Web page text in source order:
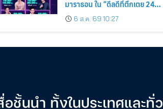
มาราธอน ใน “ดีลดีที่ตึกเตย 24
ชั่วโมง”
6 ส.ค. 69 10:27